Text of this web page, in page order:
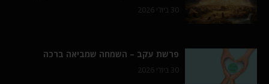
30 ביולי 2026
פרשת עקב – השמחה שמביאה ברכה
30 ביולי 2026